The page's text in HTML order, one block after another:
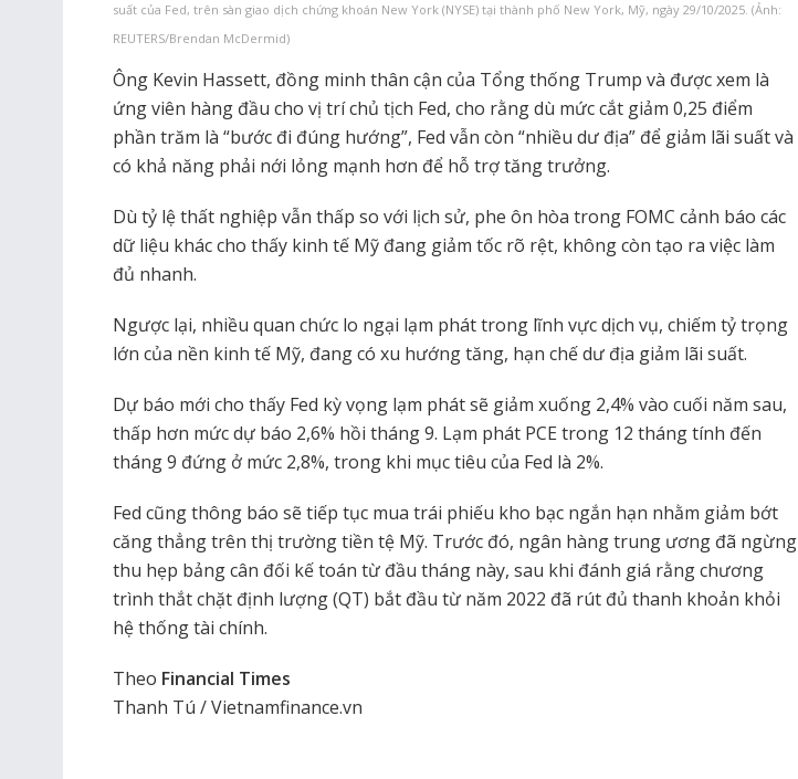
suất của Fed, trên sàn giao dịch chứng khoán New York (NYSE) tại thành phố New York, Mỹ, ngày 29/10/2025. (Ảnh:
REUTERS/Brendan McDermid)
Ông Kevin Hassett, đồng minh thân cận của Tổng thống Trump và được xem là
ứng viên hàng đầu cho vị trí chủ tịch Fed, cho rằng dù mức cắt giảm 0,25 điểm
phần trăm là “bước đi đúng hướng”, Fed vẫn còn “nhiều dư địa” để giảm lãi suất và
có khả năng phải nới lỏng mạnh hơn để hỗ trợ tăng trưởng.
Dù tỷ lệ thất nghiệp vẫn thấp so với lịch sử, phe ôn hòa trong FOMC cảnh báo các
dữ liệu khác cho thấy kinh tế Mỹ đang giảm tốc rõ rệt, không còn tạo ra việc làm
đủ nhanh.
Ngược lại, nhiều quan chức lo ngại lạm phát trong lĩnh vực dịch vụ, chiếm tỷ trọng
lớn của nền kinh tế Mỹ, đang có xu hướng tăng, hạn chế dư địa giảm lãi suất.
Dự báo mới cho thấy Fed kỳ vọng lạm phát sẽ giảm xuống 2,4% vào cuối năm sau,
thấp hơn mức dự báo 2,6% hồi tháng 9. Lạm phát PCE trong 12 tháng tính đến
tháng 9 đứng ở mức 2,8%, trong khi mục tiêu của Fed là 2%.
Fed cũng thông báo sẽ tiếp tục mua trái phiếu kho bạc ngắn hạn nhằm giảm bớt
căng thẳng trên thị trường tiền tệ Mỹ. Trước đó, ngân hàng trung ương đã ngừng
thu hẹp bảng cân đối kế toán từ đầu tháng này, sau khi đánh giá rằng chương
trình thắt chặt định lượng (QT) bắt đầu từ năm 2022 đã rút đủ thanh khoản khỏi
hệ thống tài chính.
Theo Financial Times
Thanh Tú / Vietnamfinance.vn